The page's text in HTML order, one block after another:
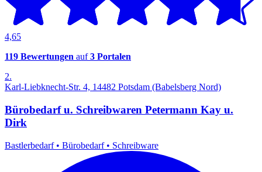
4,65
119 Bewertungen auf3 Portalen
2.
Karl-Liebknecht-Str. 4, 14482 Potsdam (Babelsberg Nord)
Bürobedarf u. Schreibwaren Petermann Kay u.
Dirk
Bastlerbedarf • Bürobedarf • Schreibware